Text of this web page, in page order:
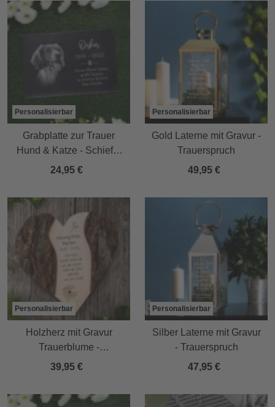
Personalisierbar
Grabplatte zur Trauer
Hund & Katze - Schiefer
Gedenktafel mit Foto
24,95 €
Personalisierbar
Gold Laterne mit Gravur -
Trauerspruch
49,95 €
Personalisierbar
Holzherz mit Gravur
Trauerblume -
Personalisiert
39,95 €
Personalisierbar
Silber Laterne mit Gravur
- Trauerspruch
47,95 €